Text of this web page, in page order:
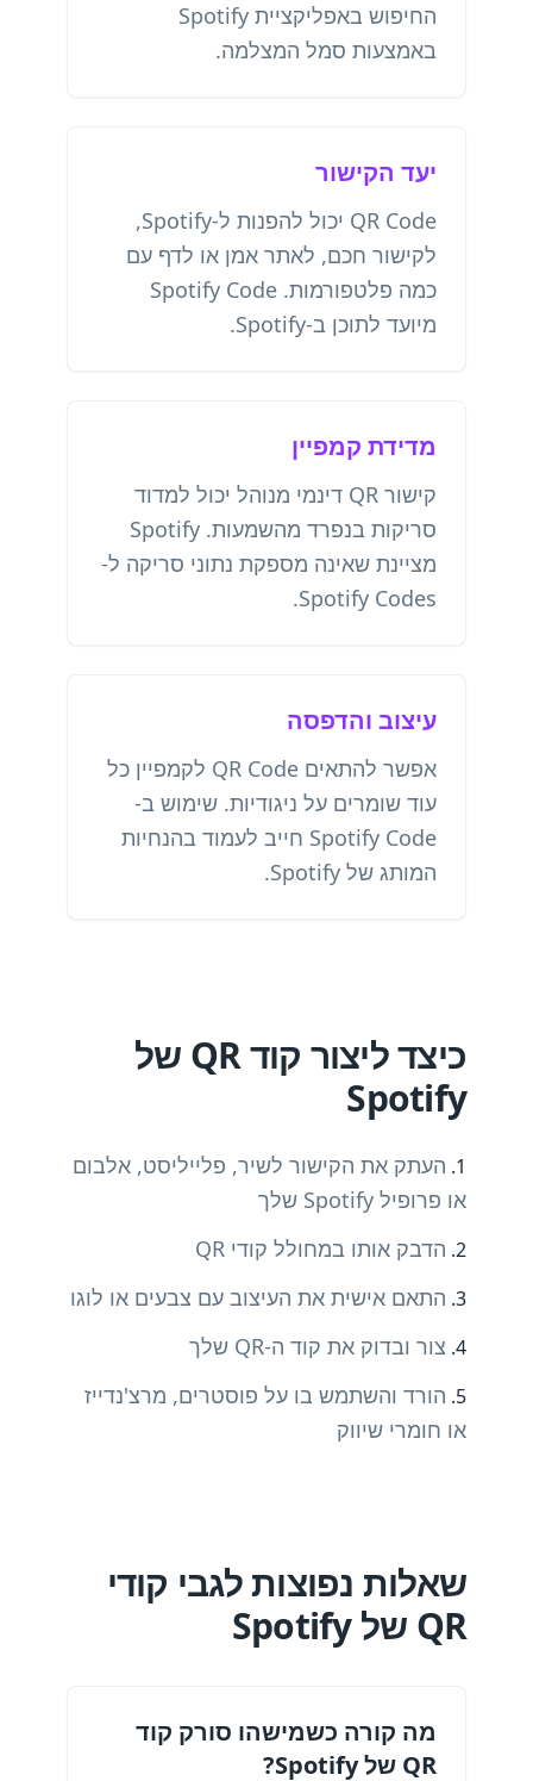
החיפוש באפליקציית Spotify
באמצעות סמל המצלמה.
יעד הקישור
QR Code יכול להפנות ל-Spotify,
לקישור חכם, לאתר אמן או לדף עם
כמה פלטפורמות. Spotify Code
מיועד לתוכן ב-Spotify.
מדידת קמפיין
קישור QR דינמי מנוהל יכול למדוד
סריקות בנפרד מהשמעות. Spotify
מציינת שאינה מספקת נתוני סריקה ל-
Spotify Codes.
עיצוב והדפסה
אפשר להתאים QR Code לקמפיין כל
עוד שומרים על ניגודיות. שימוש ב-
Spotify Code חייב לעמוד בהנחיות
המותג של Spotify.
כיצד ליצור קוד QR של
Spotify
העתק את הקישור לשיר, פלייליסט, אלבום
או פרופיל Spotify שלך
הדבק אותו במחולל קודי QR
התאם אישית את העיצוב עם צבעים או לוגו
צור ובדוק את קוד ה-QR שלך
הורד והשתמש בו על פוסטרים, מרצ'נדייז
או חומרי שיווק
שאלות נפוצות לגבי קודי
QR של Spotify
מה קורה כשמישהו סורק קוד
QR של Spotify?